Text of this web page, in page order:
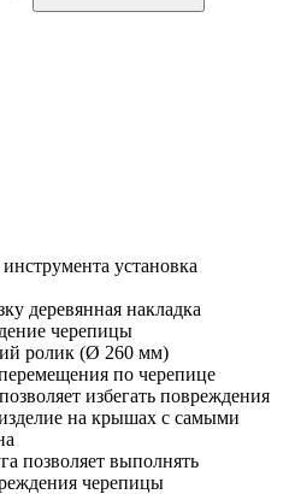
установка
деревянная накладка
черепицы
ролик (Ø 260 мм)
по черепице
избегать повреждения
на крышах с самыми
позволяет выполнять
черепицы